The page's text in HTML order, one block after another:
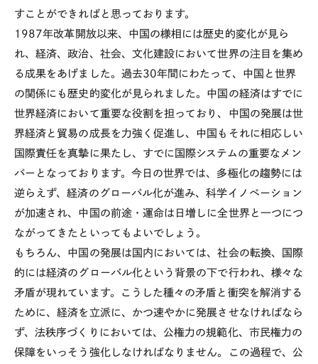
すことができればと思っております。
1987年改革開放以来、中国の様相には歴史的変化が見ら
れ、経済、政治、社会、文化建設において世界の注目を集め
る成果をあげました。過去30年間にわたって、中国と世界
の関係にも歴史的変化が見られました。中国の経済はすでに
世界経済において重要な役割を担っており、中国の発展は世
界経済と貿易の成長を力強く促進し、中国もそれに相応しい
国際責任を真摯に果たし、すでに国際システムの重要なメン
バーとなっております。今日の世界では、多極化の趨勢には
逆らえず、経済のグローバル化が進み、科学イノベーション
が加速され、中国の前途・運命は日増しに全世界と一つにつ
ながってきたといってもよいでしょう。
もちろん、中国の発展は国内においては、社会の転換、国際
的には経済のグローバル化という背景の下で行われ、様々な
矛盾が現れています。こうした種々の矛盾と衝突を解消する
ために、経済を立派に、かつ速やかに発展させなければなら
ず、法秩序づくりにおいては、公権力の規範化、市民権力の
保障をいっそう強化しなければなりません。この過程で、公